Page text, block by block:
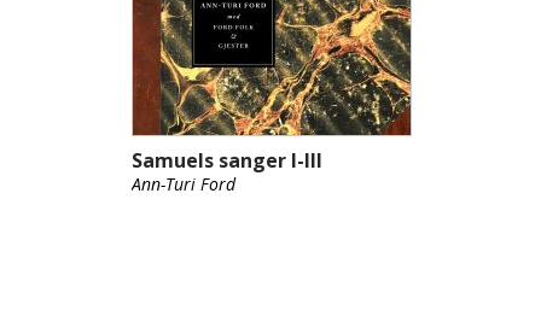
Samuels sanger I-III
Ann-Turi Ford